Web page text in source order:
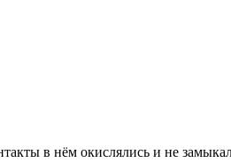
в нём окислялись и не